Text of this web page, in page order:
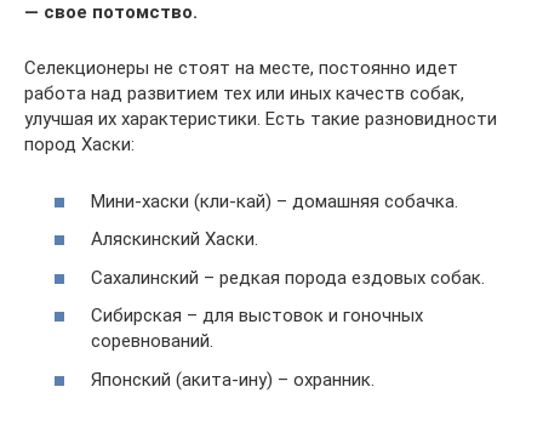
— свое потомство.
Селекционеры не стоят на месте, постоянно идет
работа над развитием тех или иных качеств собак,
улучшая их характеристики. Есть такие разновидности
пород Хаски:
Мини-хаски (кли-кай) – домашняя собачка.
Аляскинский Хаски.
Сахалинский – редкая порода ездовых собак.
Сибирская – для выстовок и гоночных
соревнований.
Японский (акита-ину) – охранник.